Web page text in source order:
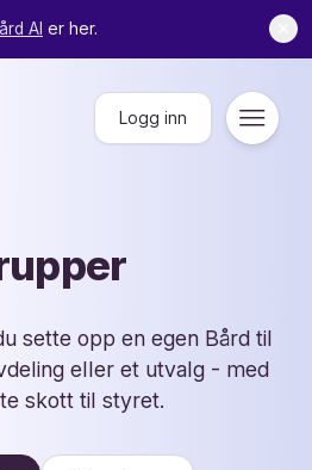
AI er her.
Logg inn
Meny
sette opp en egen Bård til
eller et utvalg - med
skott til styret.